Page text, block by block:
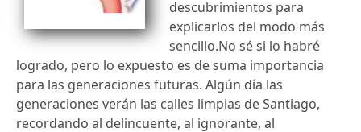
descubrimientos para
explicarlos del modo más
sencillo.No sé si lo habré
logrado, pero lo expuesto es de suma importancia
para las generaciones futuras. Algún día las
generaciones verán las calles limpias de Santiago,
recordando al delincuente, al ignorante, al